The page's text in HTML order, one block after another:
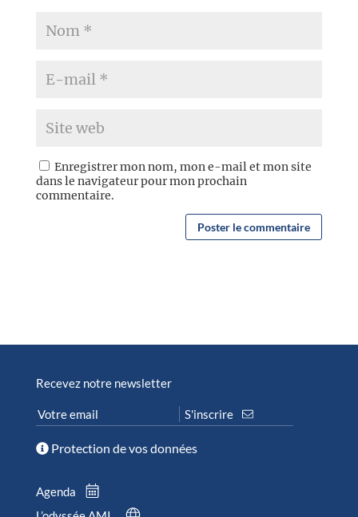
Enregistrer mon nom, mon e-mail et mon site
dans le navigateur pour mon prochain
commentaire.
Recevez notre newsletter
Protection de vos données
Agenda